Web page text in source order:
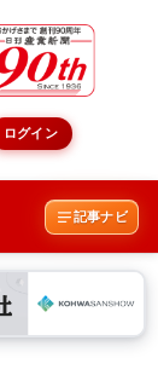
ログイン
記事ナビ